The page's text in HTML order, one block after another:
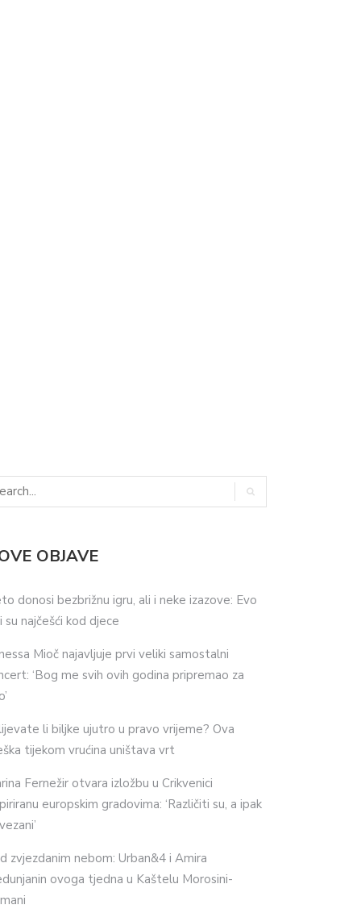
OBJAVE
donosi bezbrižnu igru, ali i neke izazove: Evo
su najčešći kod djece
Mioč najavljuje prvi veliki samostalni
‘Bog me svih ovih godina pripremao za
li biljke ujutro u pravo vrijeme? Ova
tijekom vrućina uništava vrt
Fernežir otvara izložbu u Crikvenici
europskim gradovima: ‘Različiti su, a ipak
zvjezdanim nebom: Urban&4 i Amira
ovoga tjedna u Kaštelu Morosini-